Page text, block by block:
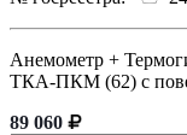
Анемометр +
ТКА-ПКМ (62) с
89 060